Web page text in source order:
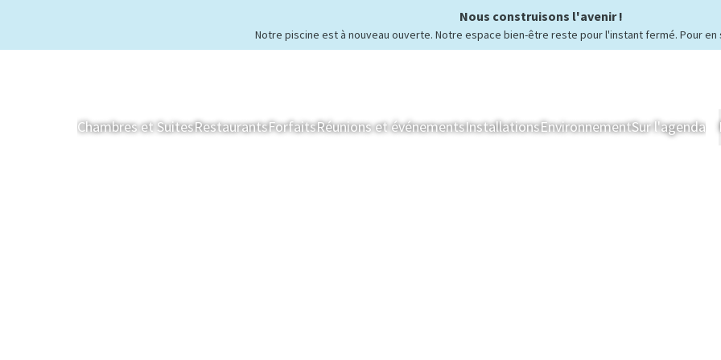
Nous construisons l'avenir !
Notre piscine est à nouveau ouverte. Notre espace bien-être reste pour l'instant fermé. Pour en
Chambres et SuitesRestaurantsForfaitsRéunions et événementsInstallationsEnvironnementSur l'agenda